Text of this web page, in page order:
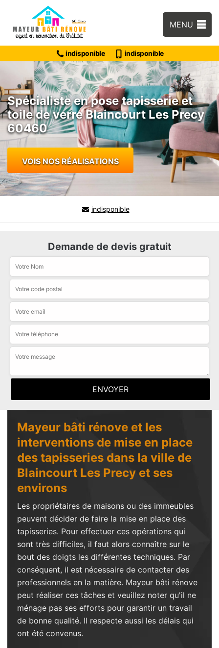
MENU
indisponible indisponible
Spécialiste en pose tapisserie et
toile de verre Blaincourt Les Precy
60460
VOIS NOS RÉALISATIONS
indisponible
Demande de devis gratuit
Mayeur bâti rénove et les
interventions de mise en place
des tapisseries dans la ville de
Blaincourt Les Precy et ses
environs
Les propriétaires de maisons ou des immeubles
peuvent décider de faire la mise en place des
tapisseries. Pour effectuer ces opérations qui
sont très difficiles, il faut alors connaître sur le
bout des doigts les différentes techniques. Par
conséquent, il est nécessaire de contacter des
professionnels en la matière. Mayeur bâti rénove
peut réaliser ces tâches et veuillez noter qu'il ne
ménage pas ses efforts pour garantir un travail
de bonne qualité. Il respecte aussi les délais qui
ont été convenus.